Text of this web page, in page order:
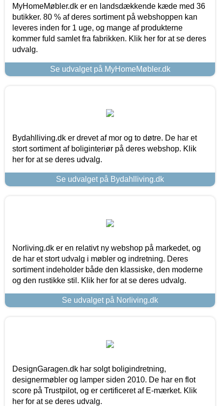
MyHomeMøbler.dk er en landsdækkende kæde med 36
butikker. 80 % af deres sortiment på webshoppen kan
leveres inden for 1 uge, og mange af produkterne
kommer fuld samlet fra fabrikken. Klik her for at se deres
udvalg.
Se udvalget på MyHomeMøbler.dk
Bydahlliving.dk er drevet af mor og to døtre. De har et
stort sortiment af boliginteriør på deres webshop. Klik
her for at se deres udvalg.
Se udvalget på Bydahlliving.dk
Norliving.dk er en relativt ny webshop på markedet, og
de har et stort udvalg i møbler og indretning. Deres
sortiment indeholder både den klassiske, den moderne
og den rustikke stil. Klik her for at se deres udvalg.
Se udvalget på Norliving.dk
DesignGaragen.dk har solgt boligindretning,
designermøbler og lamper siden 2010. De har en flot
score på Trustpilot, og er certificeret af E-mærket. Klik
her for at se deres udvalg.